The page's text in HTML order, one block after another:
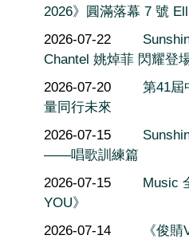
2026》圓滿落幕 7 號
2026-07-22
Chantel 姚焯菲 閃耀登
2026-07-20
第41屆
量同行未來
2026-07-15
——唱歌訓練篇
2026-07-15
Music
YOU》
2026-07-14
《俊